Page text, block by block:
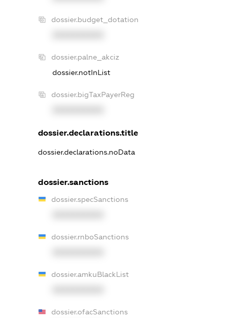
dossier.budget_dotation
dossier.palne_akciz
dossier.notInList
dossier.bigTaxPayerReg
dossier.declarations.title
dossier.declarations.noData
dossier.sanctions
dossier.specSanctions
dossier.rnboSanctions
dossier.amkuBlackList
dossier.ofacSanctions